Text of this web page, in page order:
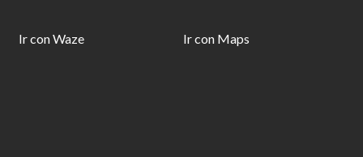
Ir con Waze Ir con Maps